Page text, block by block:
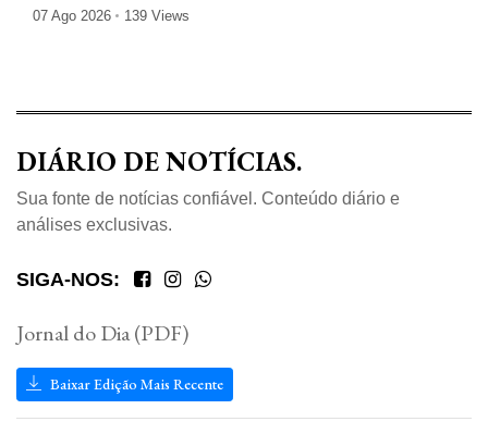
07 Ago 2026 139 Views
DIÁRIO DE NOTÍCIAS.
Sua fonte de notícias confiável. Conteúdo diário e
análises exclusivas.
SIGA-NOS:
Jornal do Dia (PDF)
Baixar Edição Mais Recente